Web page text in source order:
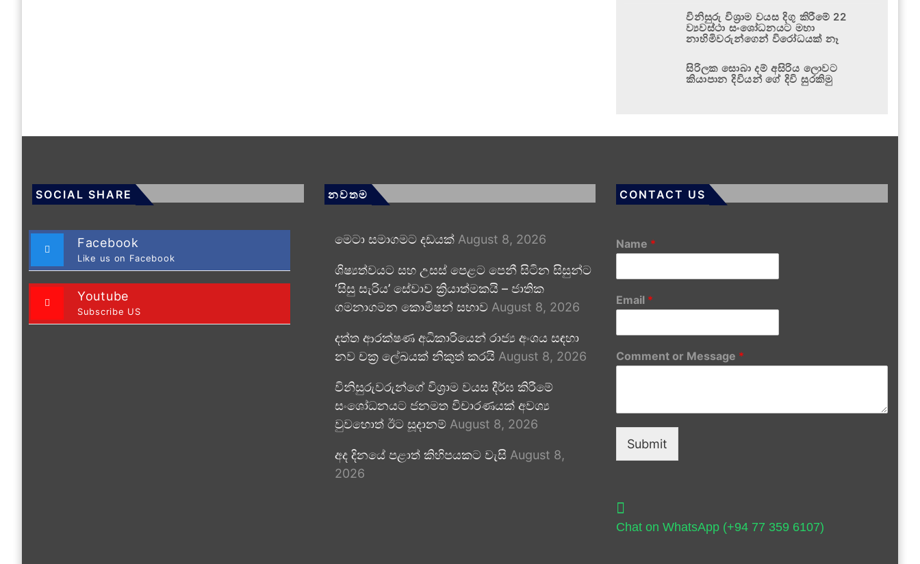
විනිසුරු විශ්‍රාම වයස දිගු කිරීමේ 22
ව්‍යවස්ථා සංශෝධනයට මහා
නාහිමිවරුන්ගෙන් විරෝධයක් නෑ
සිරිලක සොබා දම් අසිරිය ලොවට
කියාපාන දිවියන් ගේ දිවි සුරකිමු
SOCIAL SHARE
Facebook
Like us on Facebook
Youtube
Subscribe US
නවතම
මෙටා සමාගමට දඩයක් August 8, 2026
ශිෂ්‍යත්වයට සහ උසස් පෙළට පෙනී සිටින සිසුන්ට
‘සිසු සැරිය’ සේවාව ක්‍රියාත්මකයි – ජාතික
ගමනාගමන කොමිෂන් සභාව August 8, 2026
දත්ත ආරක්ෂණ අධිකාරියෙන් රාජ්‍ය අංශය සඳහා
නව චක්‍ර ලේඛයක් නිකුත් කරයි August 8, 2026
විනිසුරුවරුන්ගේ විශ්‍රාම වයස දීර්ඝ කිරීමේ
සංශෝධනයට ජනමත විචාරණයක් අවශ්‍ය
වුවහොත් ඊට සූදානම් August 8, 2026
අද දිනයේ පළාත් කිහිපයකට වැසි August 8,
2026
CONTACT US
Name *
Email *
Comment or Message *
Submit
Chat on WhatsApp (+94 77 359 6107)